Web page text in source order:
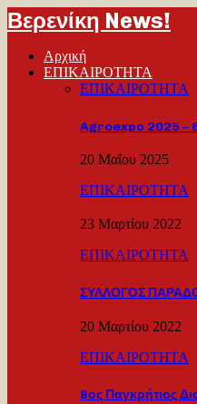
Βερενίκη News!
Αρχική
ΕΠΙΚΑΙΡΟΤΗΤΑ
ΕΠΙΚΑΙΡΟΤΗΤΑ
Agroexpo 2025 –
20 Μαΐου 2025
ΕΠΙΚΑΙΡΟΤΗΤΑ
23 Μαρτίου 2022
ΕΠΙΚΑΙΡΟΤΗΤΑ
ΣΥΛΛΟΓΟΣ
20 Μαρτίου 2022
ΕΠΙΚΑΙΡΟΤΗΤΑ
8ος Παγκρήτιος